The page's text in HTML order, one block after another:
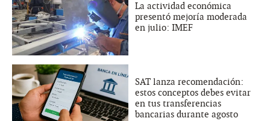
La actividad económica
presentó mejoría moderada
en julio: IMEF
SAT lanza recomendación:
estos conceptos debes evitar
en tus transferencias
bancarias durante agosto